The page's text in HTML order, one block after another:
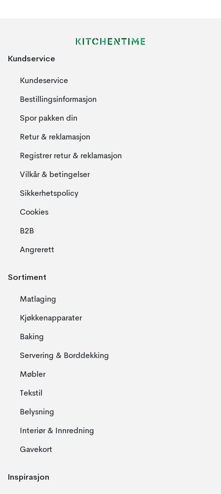
Kundservice
Kundeservice
Bestillingsinformasjon
Spor pakken din
Retur & reklamasjon
Registrer retur & reklamasjon
Vilkår & betingelser
Sikkerhetspolicy
Cookies
B2B
Angrerett
Sortiment
Matlaging
Kjøkkenapparater
Baking
Servering & Borddekking
Møbler
Tekstil
Belysning
Interiør & Innredning
Gavekort
Inspirasjon